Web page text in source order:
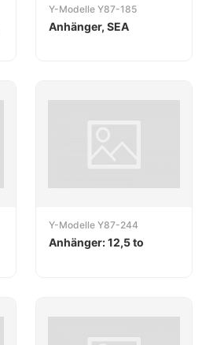
Y-Modelle Y87-185
Anhänger, SEA
Y-Modelle Y87-244
Anhänger: 12,5 to